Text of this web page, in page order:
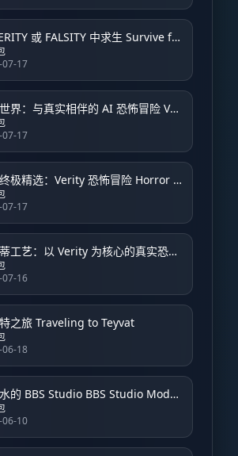
在 VERITY 或 FALSITY 中求生 Survive from VERITY or FALSITY
17
真实世界：与真实相伴的 AI 恐怖冒险 Verity World: An AI Horror Adventure with Verity
17
恐怖终极精选：Verity 恐怖冒险 Horror Ultimate Selection: Verity Horror Adventure
17
维瑞蒂工艺：以 Verity 为核心的真实恐怖体验 VerityCraft: A Realistic Horror Experience with Verity
16
之旅 Traveling to Teyvat
18
依潮水的 BBS Studio BBS Studio Modpack by Yichao
10